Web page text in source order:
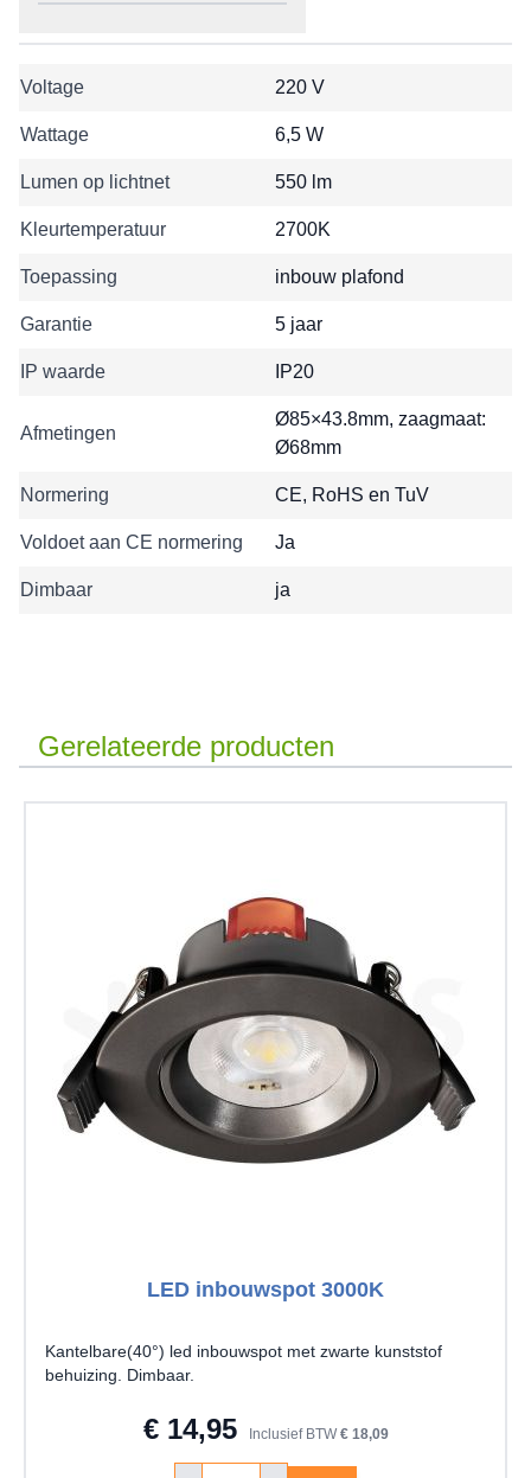
Voltage 220 V
Wattage 6,5 W
Lumen op lichtnet 550 lm
Kleurtemperatuur 2700K
Toepassing inbouw plafond
Garantie 5 jaar
IP waarde IP20
Afmetingen
Ø85×43.8mm, zaagmaat:
Ø68mm
Normering CE, RoHS en TuV
Voldoet aan CE normering Ja
Dimbaar ja
Gerelateerde producten
LED inbouwspot 3000K
Kantelbare(40°) led inbouwspot met zwarte kunststof
behuizing. Dimbaar.
€ 14,95 Inclusief BTW € 18,09